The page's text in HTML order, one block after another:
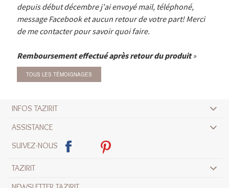
depuis début décembre j'ai envoyé mail, téléphoné,
message Facebook et aucun retour de votre part! Merci
de me contacter pour savoir quoi faire.
Remboursement effectué après retour du produit
TOUS LES TÉMOIGNAGES
INFOS TAZIRIT
ASSISTANCE
SUIVEZ-NOUS
TAZIRIT